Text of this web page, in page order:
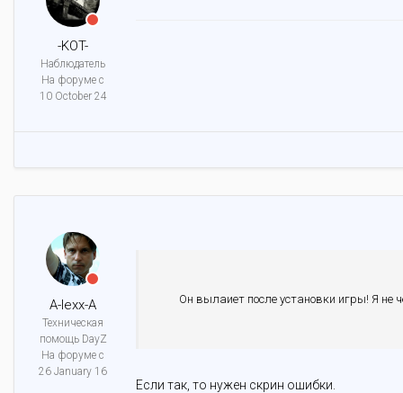
-KOT-
Наблюдатель
На форуме с
10 October 24
A-lexx-A
Техническая
помощь DayZ
На форуме с
26 January 16
Он вылаиет после установки игры! Я не
Если так, то нужен скрин ошибки.